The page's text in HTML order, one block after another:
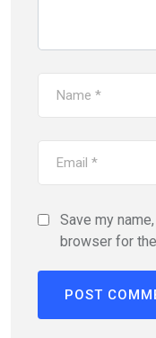
Save my
browser for